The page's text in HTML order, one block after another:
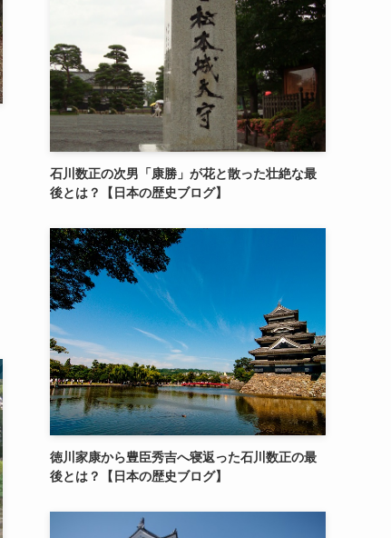
石川数正の次男「康勝」が花と散った壮絶な最
後とは？【日本の歴史ブログ】
徳川家康から豊臣秀吉へ寝返った石川数正の最
後とは？【日本の歴史ブログ】